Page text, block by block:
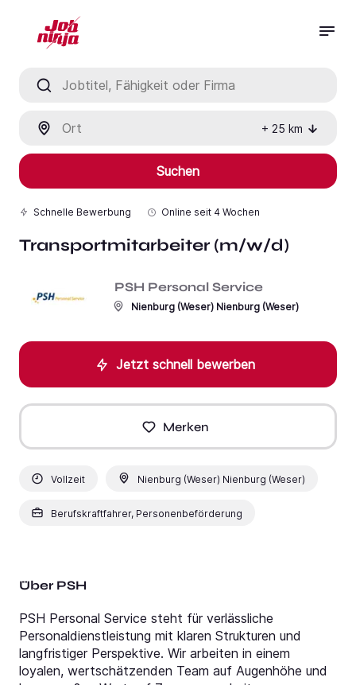
+ 25 km
Suchen
Schnelle Bewerbung Online seit 4 Wochen
Transportmitarbeiter (m/w/d)
PSH Personal Service
Nienburg (Weser) Nienburg (Weser)
Jetzt schnell bewerben
Merken
Vollzeit Nienburg (Weser) Nienburg (Weser)
Berufskraftfahrer, Personenbeförderung
Über PSH
PSH Personal Service steht für verlässliche
Personaldienstleistung mit klaren Strukturen und
langfristiger Perspektive. Wir arbeiten in einem
loyalen, wertschätzenden Team auf Augenhöhe und